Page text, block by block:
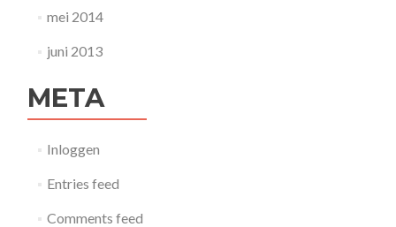
mei 2014
juni 2013
META
Inloggen
Entries feed
Comments feed